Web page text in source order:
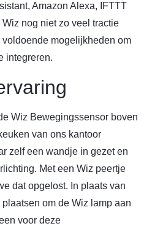
Amazon Alexa, IFTTT
nog niet zo veel tractie
mogelijkheden om
integreren.
Wiz Bewegingssensor boven
van ons kantoor
zelf een wandje in gezet en
Met een Wiz peertje
dat opgelost. In plaats van
om de Wiz lamp aan
voor deze